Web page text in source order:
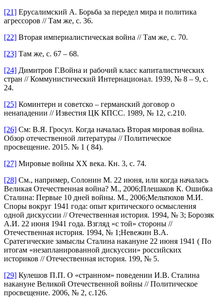
[21] Ерусалимский А. Борьба за передел мира и политика
агрессоров // Там же, с. 36.
[22] Вторая империалистическая война // Там же, с. 70.
[23] Там же, с. 67 – 68.
[24] Димитров Г.Война и рабочий класс капиталистических
стран // Коммунистический Интернационал. 1939, № 8 – 9, с.
24.
[25] Коминтерн и советско – германский договор о
ненападении // Известия ЦК КПСС. 1989, № 12, с.210.
[26] См: В.Я. Гросул. Когда началась Вторая мировая война.
Обзор отечественной литературы // Политическое
просвещение. 2015. № 1 ( 84).
[27] Мировые войны ХХ века. Кн. 3, с. 74.
[28] См., например, Солонин М. 22 июня, или когда началась
Великая Отечественная война? М., 2006;Плешаков К. Ошибка
Сталина: Первые 10 дней войны. М., 2006;Мельтюхов М.И.
Споры вокруг 1941 года: опыт критического осмысления
одной дискуссии // Отечественная история. 1994, № 3; Борозяк
А.И. 22 июня 1941 года. Взгляд «с той» стороны //
Отечественная история. 1994, № 1;Невежин В.А.
Сратегические замыслы Сталина накануне 22 июня 1941 ( По
итогам «незапланированной дискуссии» российских
историков // Отечественная история. 199, № 5.
[29] Кулешов П.П. О «странном» поведении И.В. Сталина
накануне Великой Отечественной войны // Политическое
просвещение. 2006, № 2, с.126.